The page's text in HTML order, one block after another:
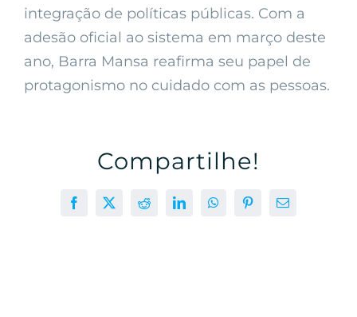
integração de políticas públicas. Com a
adesão oficial ao sistema em março deste
ano, Barra Mansa reafirma seu papel de
protagonismo no cuidado com as pessoas.
Compartilhe!
Facebook
X RedditLinkedInWhatsAppPinterest
E-